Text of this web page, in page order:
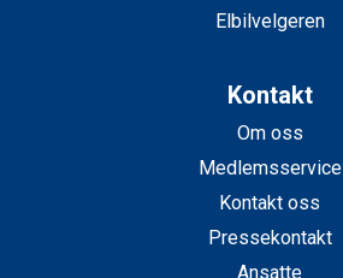
Elbilvelgeren
Kontakt
Om oss
Medlemsservice
Kontakt oss
Pressekontakt
Ansatte